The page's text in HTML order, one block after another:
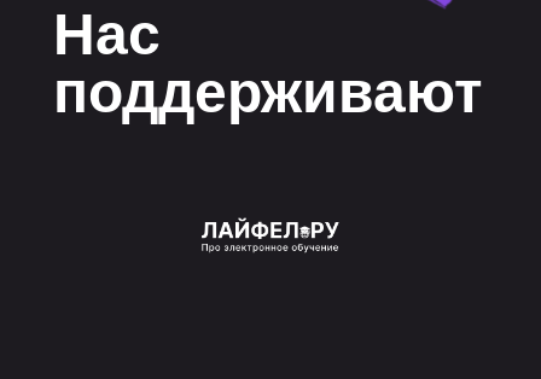
Нас
поддерживают